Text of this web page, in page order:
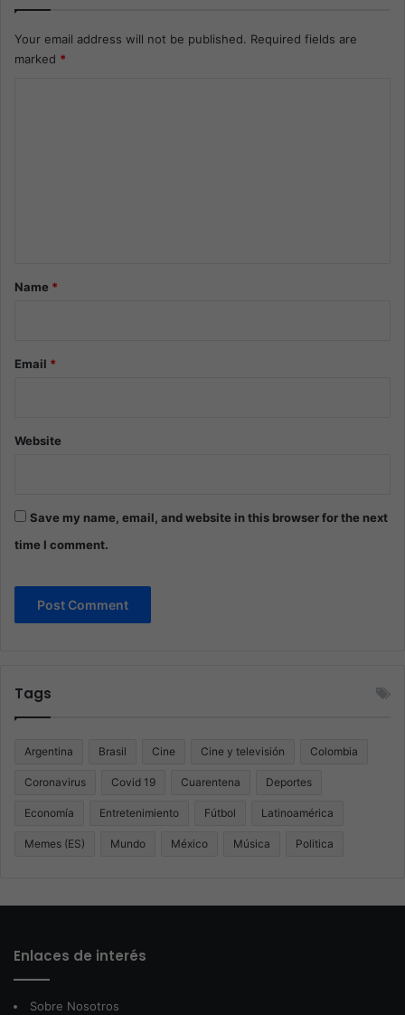
Your email address will not be published. Required fields are
marked *
*Name *
Email *
Website
Save my name, email, and website in this browser for the next
time I comment.
Tags
Argentina Brasil Cine Cine y televisión Colombia
Coronavirus Covid 19 Cuarentena Deportes
Economía Entretenimiento Fútbol Latinoamérica
Memes (ES) Mundo México Música Politica
Enlaces de interés
Sobre Nosotros